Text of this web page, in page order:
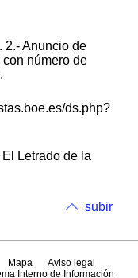
2.- Anuncio de
número de
ds.php?
Letrado de la
subir
Mapa
Aviso legal
Interno de Información